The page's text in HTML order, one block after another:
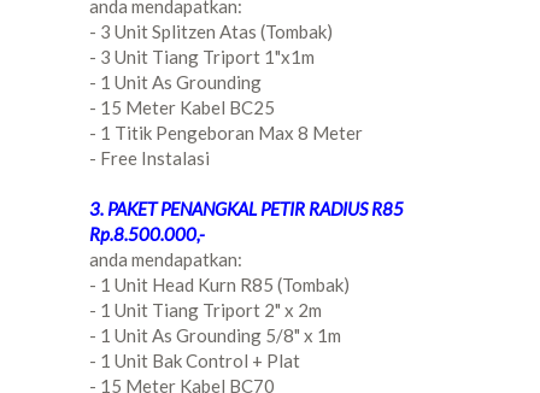
anda mendapatkan:
- 3 Unit Splitzen Atas (Tombak)
- 3 Unit Tiang Triport 1"x1m
- 1 Unit As Grounding
- 15 Meter Kabel BC25
- 1 Titik Pengeboran Max 8 Meter
- Free Instalasi
3. PAKET PENANGKAL PETIR RADIUS R85
Rp.8.500.000,-
anda mendapatkan:
- 1 Unit Head Kurn R85 (Tombak)
- 1 Unit Tiang Triport 2" x 2m
- 1 Unit As Grounding 5/8" x 1m
- 1 Unit Bak Control + Plat
- 15 Meter Kabel BC70